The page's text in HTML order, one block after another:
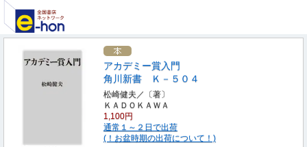
アカデミー賞入門
角川新書 Ｋ－５０４
松崎健夫／〔著〕
ＫＡＤＯＫＡＷＡ
1,100円
通常１～２日で出荷
(！お盆時期の出荷について！)